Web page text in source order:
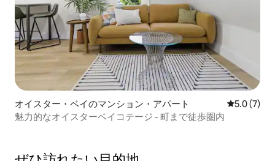
オイスター・ベイのマンション・アパート レビュー7
5.0 (7)
魅力的なオイスターベイコテージ - 町まで徒歩圏内